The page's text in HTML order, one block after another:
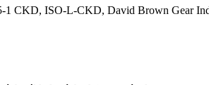
CKD, ISO-L-CKD, David Brown Gear